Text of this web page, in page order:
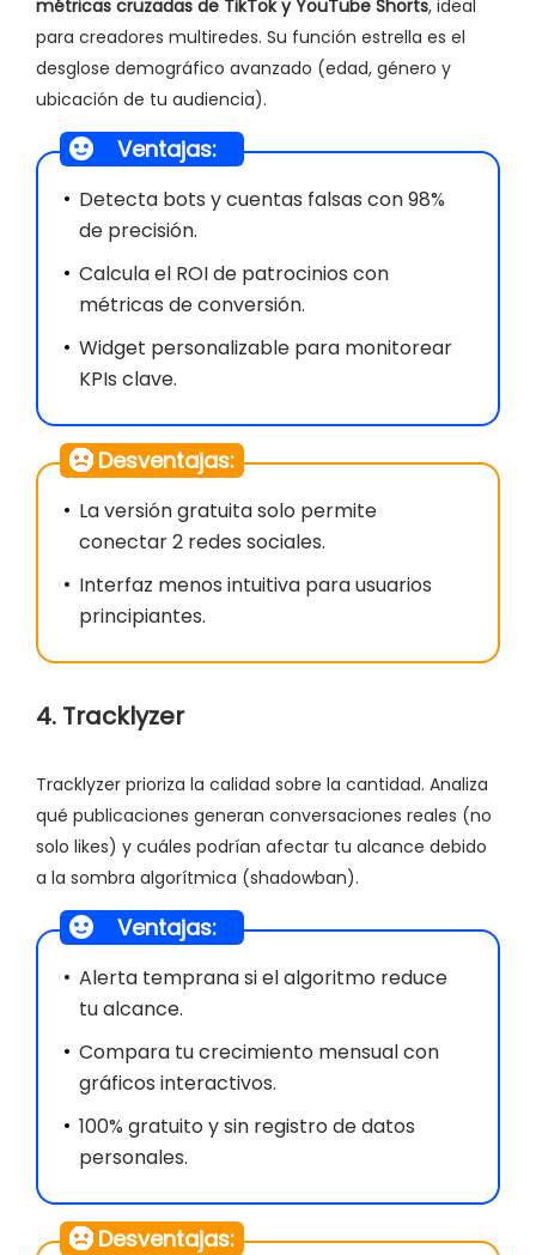
métricas cruzadas de TikTok y YouTube Shorts, ideal
para creadores multiredes. Su función estrella es el
desglose demográfico avanzado (edad, género y
ubicación de tu audiencia).
Ventajas:
Detecta bots y cuentas falsas con 98%
de precisión.
Calcula el ROI de patrocinios con
métricas de conversión.
Widget personalizable para monitorear
KPIs clave.
Desventajas:
La versión gratuita solo permite
conectar 2 redes sociales.
Interfaz menos intuitiva para usuarios
principiantes.
4. Tracklyzer
Tracklyzer prioriza la calidad sobre la cantidad. Analiza
qué publicaciones generan conversaciones reales (no
solo likes) y cuáles podrían afectar tu alcance debido
a la sombra algorítmica (shadowban).
Ventajas:
Alerta temprana si el algoritmo reduce
tu alcance.
Compara tu crecimiento mensual con
gráficos interactivos.
100% gratuito y sin registro de datos
personales.
Desventajas: